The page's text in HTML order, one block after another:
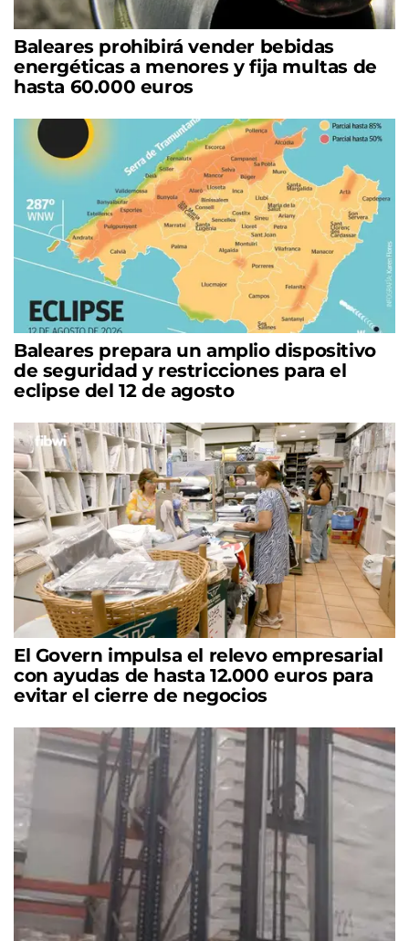
Baleares prohibirá vender bebidas
energéticas a menores y fija multas de
hasta 60.000 euros
Baleares prepara un amplio dispositivo
de seguridad y restricciones para el
eclipse del 12 de agosto
El Govern impulsa el relevo empresarial
con ayudas de hasta 12.000 euros para
evitar el cierre de negocios